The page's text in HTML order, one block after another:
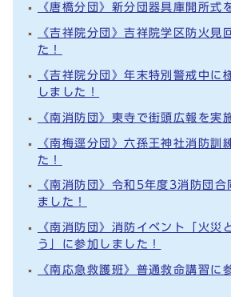
《唐橋分団》新分団器具庫開所式
《吉祥院分団》吉祥院学区防火見
た！
《吉祥院分団》年末特別警戒中に
しました！
《南消防団》東寺で街頭広報を実
《南梅逕分団》六孫王神社消防訓
た！
《南消防団》令和5年度3消防団合
ました！
《南消防団》消防イベント「火災
う」に参加しました！
《南応急救護班》普通救命講習に